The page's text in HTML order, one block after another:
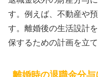
す。例えば、不動産や
す。離婚後の生活設計
保するための計画を立
離婚時の退職金分